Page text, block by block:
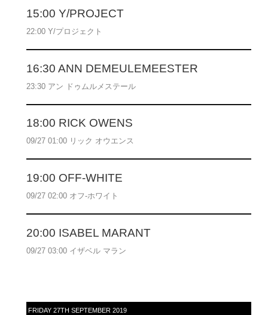
15:00 Y/PROJECT
22:00 Y/プロジェクト
16:30 ANN DEMEULEMEESTER
23:30 アン ドゥムルメステール
18:00 RICK OWENS
09/27 01:00 リック オウエンス
19:00 OFF-WHITE
09/27 02:00 オフ-ホワイト
20:00 ISABEL MARANT
09/27 03:00 イザベル マラン
FRIDAY 27TH SEPTEMBER 2019